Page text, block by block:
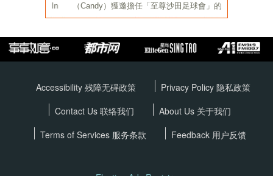
Accessibility 残障无碍政策 Privacy Policy 隐私政策
Contact Us 联络我们
About Us 关于我们
Terms of Services 服务条款 Feedback 用户反馈